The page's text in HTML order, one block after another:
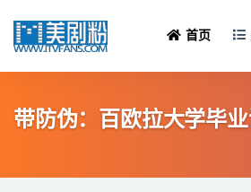
首页
带防伪：百欧拉大学毕